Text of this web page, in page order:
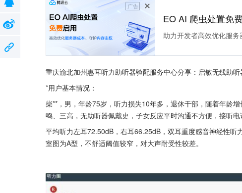
广告
EO AI 爬虫处置免
助力开发者高效优化服
重庆渝北加州惠耳听力助听器验配服务中心分享：启敏无线助
*用户基本情况：
柴**，男，年龄75岁，听力损失10年多，退休干部，随着年龄
鸣、三高，无助听器佩戴史，子女反应平时沟通不方便，接听
平均听力左耳72.50dB，右耳66.25dB，双耳重度感音神经性
室图为A型，不舒适阈值较窄，对大声耐受性较差。